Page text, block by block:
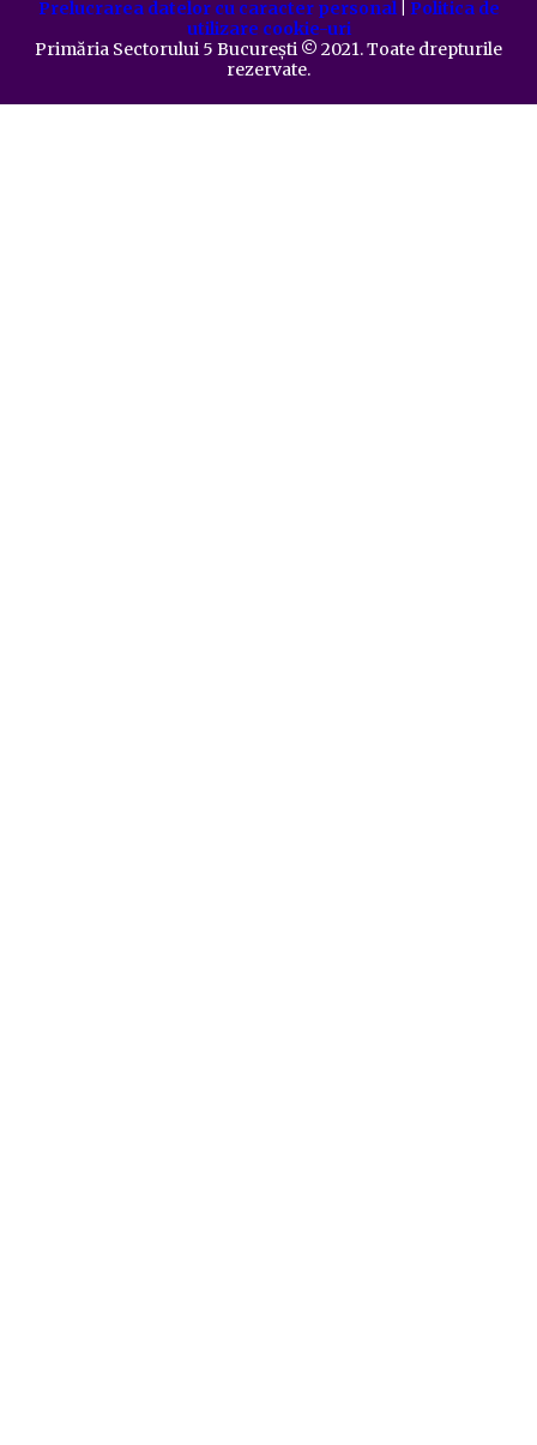
Prelucrarea datelor cu caracter personal| Politica de
utilizare cookie-uri
Primăria Sectorului 5 București ©️ 2021. Toate drepturile
rezervate.